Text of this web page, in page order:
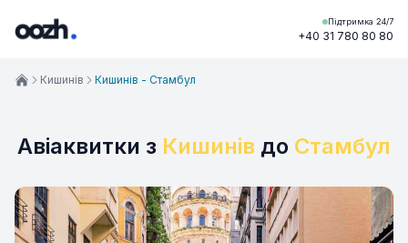
Підтримка 24/7
+40 31 780 80 80
Авіаквитки з Кишинів до Стамбул
Кишинів Кишинів - Стамбул